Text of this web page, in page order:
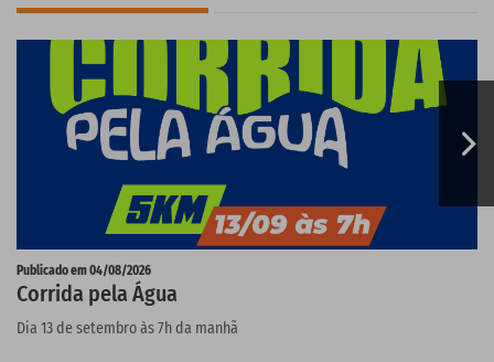
Publicado em 04/08/2026
Corrida pela Água
Dia 13 de setembro às 7h da manhã